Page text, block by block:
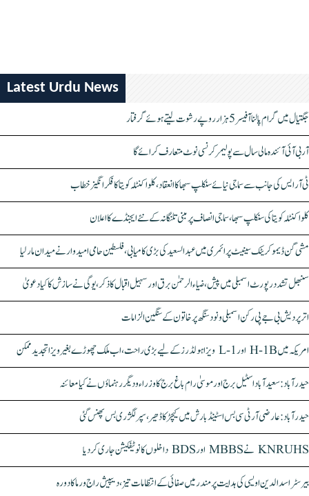
Latest Urdu News
جگتیال میں گرام پالنا آفیسر 5 ہزار روپے رشوت لیتے ہوئے گرفتار
آر بی آئی آئندہ مالی سال سے پولیمر کرنسی نوٹ متعارف کرائے گا
ٹی آر ایس کی جانب سے سماجی نیائے سنکلپ سبھا کا انعقاد، کلواکنٹلہ کویتا کا فکر انگیز خطاب
کلواکنٹلہ کویتا کی سنکلپ سبھا، سماجی انصاف پر مبنی تلنگانہ کے نئے ایجنڈے کا اعلان
مشی گن ڈیموکریٹک سینیٹ پرائمری میں عبدالسعید کی بڑی کامیابی، فلسطین حامی امیدوار نے میدان مار لیا
سنبھل تشدد رپورٹ اسمبلی میں پیش، ضیاء الرحمٰن برق اور سہیل اقبال کا ذکر، یوگی نے سازش کا کیا دعویٰ
اتر پردیش بی جے پی رکن اسمبلی ونود سنگھ پر خاتون کے سنگین الزامات
امریکہ میں H-1B اور L-1 ویزا ہولڈرز کے لیے بڑی راحت، اب ملک چھوڑے بغیر ویزا تجدید ممکن
حیدرآباد: سعیدآباد اسٹیل برج اور موسیٰ رام باغ برج کا وزراء و دیگر رہنماؤں نے کیا معائنہ
حیدرآباد: عارضی آر ٹی سی بس اسٹینڈ بارش میں کیچڑ کا ڈھیر، سپر لگژری بس پھنس گئی
KNRUHS نے MBBS اور BDS داخلوں کا نوٹیفکیشن جاری کر دیا
بیرسٹر اسدالدین اویسی کی ہدایت پر مندر میں صفائی کے انتظامات تیز، دیپیش راج ورما کا دورہ